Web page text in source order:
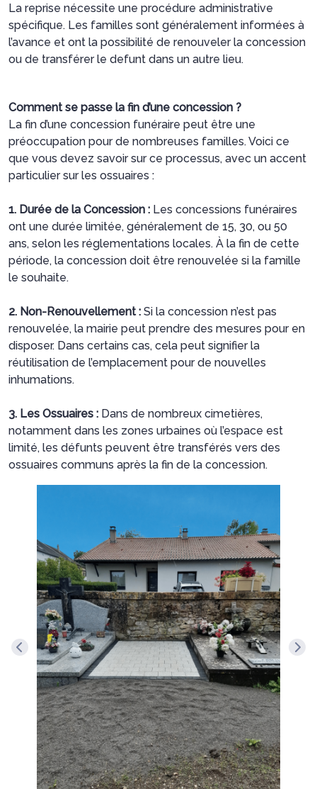
La reprise nécessite une procédure administrative
spécifique. Les familles sont généralement informées à
l’avance et ont la possibilité de renouveler la concession
ou de transférer le defunt dans un autre lieu.
Comment se passe la fin d’une concession ?
La fin d’une concession funéraire peut être une
préoccupation pour de nombreuses familles. Voici ce
que vous devez savoir sur ce processus, avec un accent
particulier sur les ossuaires :
1. Durée de la Concession : Les concessions funéraires
ont une durée limitée, généralement de 15, 30, ou 50
ans, selon les réglementations locales. À la fin de cette
période, la concession doit être renouvelée si la famille
le souhaite.
2. Non-Renouvellement : Si la concession n’est pas
renouvelée, la mairie peut prendre des mesures pour en
disposer. Dans certains cas, cela peut signifier la
réutilisation de l’emplacement pour de nouvelles
inhumations.
3. Les Ossuaires : Dans de nombreux cimetières,
notamment dans les zones urbaines où l’espace est
limité, les défunts peuvent être transférés vers des
ossuaires communs après la fin de la concession.